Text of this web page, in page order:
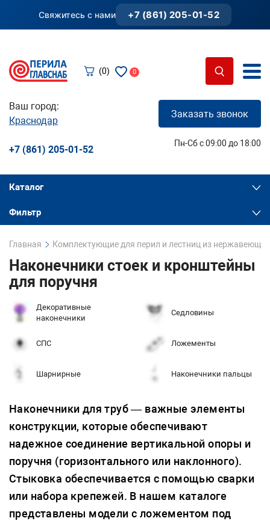
Свяжитесь с нами +7 (861) 205-01-52
(0) 0
Ваш город:
Краснодар
Заказать звонок
+7 (861) 205-01-52
Пн-Сб с 09:00 до 18:00
Каталог
Фильтр
Главная Комплектующие для перил и лестниц из
Наконечники стоек и кронштейны
для поручня
Декоративные
наконечники
Седловины
СПС Ложементы
Шарнирные Наконечники пальцы
Наконечники для труб — важные элементы
конструкции, которые обеспечивают
надежное соединение вертикальной опоры и
поручня (горизонтального или наклонного).
Стыковка обеспечивается с помощью сварки
или набора крепежей. В нашем каталоге
представлены модели с ложементом под